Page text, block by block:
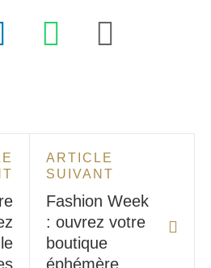
ARTICLE
SUIVANT
Fashion Week
: ouvrez votre
boutique
éphémère